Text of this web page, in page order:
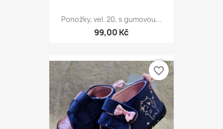
Ponožky, vel. 20, s gumovou...
99,00 Kč
favorite_border